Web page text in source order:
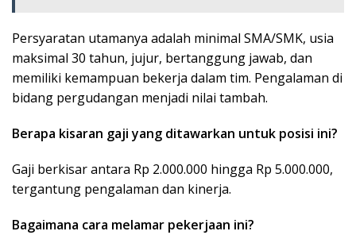
Persyaratan utamanya adalah minimal SMA/SMK, usia
maksimal 30 tahun, jujur, bertanggung jawab, dan
memiliki kemampuan bekerja dalam tim. Pengalaman di
bidang pergudangan menjadi nilai tambah.
Berapa kisaran gaji yang ditawarkan untuk posisi ini?
Gaji berkisar antara Rp 2.000.000 hingga Rp 5.000.000,
tergantung pengalaman dan kinerja.
Bagaimana cara melamar pekerjaan ini?